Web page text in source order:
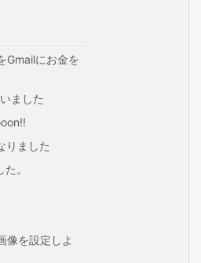
Gmailにお金を
ました
りました
。
像を設定しよ